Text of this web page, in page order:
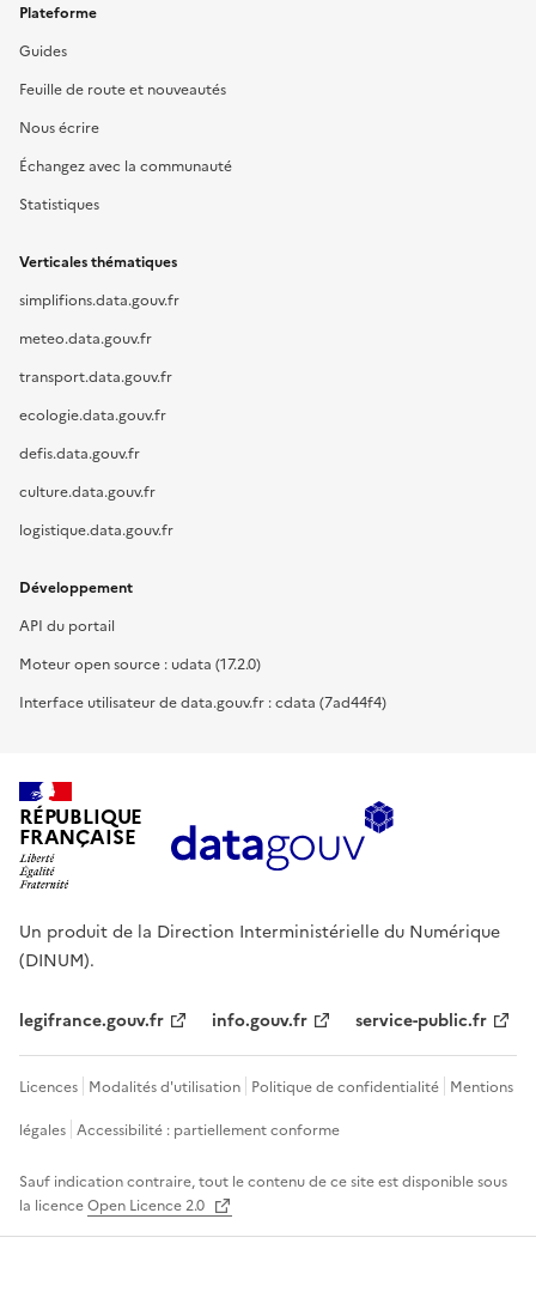
Plateforme
Guides
Feuille de route et nouveautés
Nous écrire
Échangez avec la communauté
Statistiques
Verticales thématiques
simplifions.data.gouv.fr
meteo.data.gouv.fr
transport.data.gouv.fr
ecologie.data.gouv.fr
defis.data.gouv.fr
culture.data.gouv.fr
logistique.data.gouv.fr
Développement
API du portail
Moteur open source : udata (17.2.0)
Interface utilisateur de data.gouv.fr : cdata (7ad44f4)
RÉPUBLIQUE
FRANÇAISE
Un produit de la Direction Interministérielle du Numérique
(DINUM).
legifrance.gouv.fr info.gouv.fr service-public.fr
Licences Modalités d'utilisation Politique de confidentialité Mentions
légales Accessibilité : partiellement conforme
Sauf indication contraire, tout le contenu de ce site est disponible sous
la licenceOpen Licence 2.0